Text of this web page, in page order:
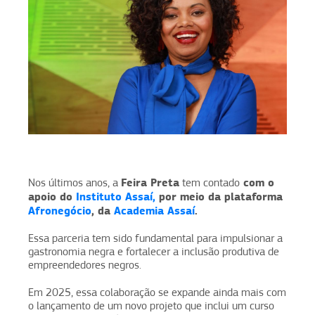
Nos últimos anos, a Feira Preta tem contado com o
apoio do Instituto Assaí, por meio da plataforma
Afronegócio, da Academia Assaí.
Essa parceria tem sido fundamental para impulsionar a
gastronomia negra e fortalecer a inclusão produtiva de
empreendedores negros.
Em 2025, essa colaboração se expande ainda mais com
o lançamento de um novo projeto que inclui um curso